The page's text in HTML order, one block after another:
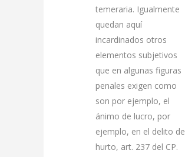
temeraria. Igualmente
quedan aquí
incardinados otros
elementos subjetivos
que en algunas figuras
penales exigen como
son por ejemplo, el
ánimo de lucro, por
ejemplo, en el delito de
hurto, art. 237 del CP.